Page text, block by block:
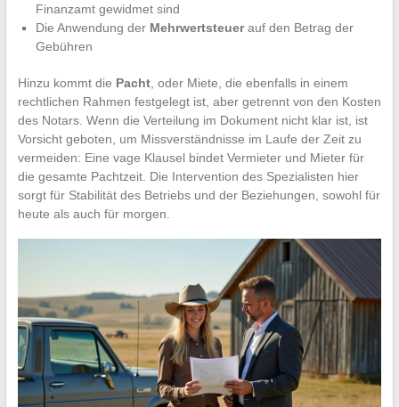
Finanzamt gewidmet sind
Die Anwendung der Mehrwertsteuerauf den Betrag der
Gebühren
Hinzu kommt die Pacht, oder Miete, die ebenfalls in einem
rechtlichen Rahmen festgelegt ist, aber getrennt von den Kosten
des Notars. Wenn die Verteilung im Dokument nicht klar ist, ist
Vorsicht geboten, um Missverständnisse im Laufe der Zeit zu
vermeiden: Eine vage Klausel bindet Vermieter und Mieter für
die gesamte Pachtzeit. Die Intervention des Spezialisten hier
sorgt für Stabilität des Betriebs und der Beziehungen, sowohl für
heute als auch für morgen.